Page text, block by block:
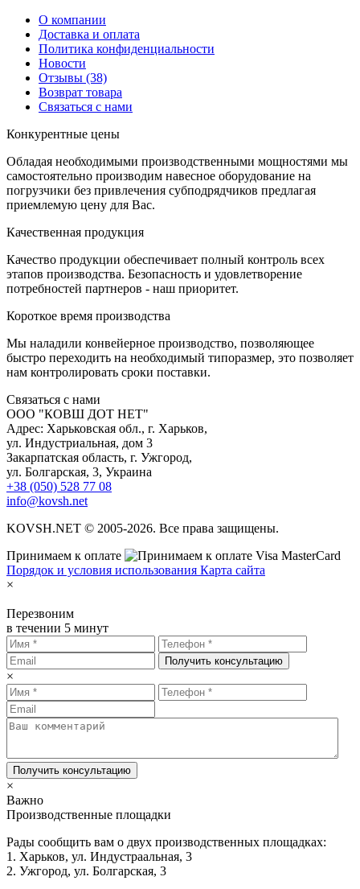
О компании
Доставка и оплата
Политика конфиденциальности
Новости
Отзывы (38)
Возврат товара
Связаться с нами
Конкурентные цены
Обладая необходимыми производственными мощностями мы
самостоятельно производим навесное оборудование на
погрузчики без привлечения субподрядчиков предлагая
приемлемую цену для Вас.
Качественная продукция
Качество продукции обеспечивает полный контроль всех
этапов производства. Безопасность и удовлетворение
потребностей партнеров - наш приоритет.
Короткое время производства
Мы наладили конвейерное производство, позволяющее
быстро переходить на необходимый типоразмер, это позволяет
нам контролировать сроки поставки.
Связаться с нами
ООО "КОВШ ДОТ НЕТ"
Адрес: Харьковская обл., г. Харьков,
ул. Индустриальная, дом 3
Закарпатская область, г. Ужгород,
ул. Болгарская, 3, Украина
+38 (050) 528 77 08
info@kovsh.net
KOVSH.NET © 2005-2026. Все права защищены.
Принимаем к оплате
Порядок и условия использования Карта сайта
×
Перезвоним
в течении 5 минут
Получить консультацию
×
Получить консультацию
×
Важно
Производственные площадки
Рады сообщить вам о двух производственных площадках:
1. Харьков, ул. Индустраальная, 3
2. Ужгород, ул. Болгарская, 3